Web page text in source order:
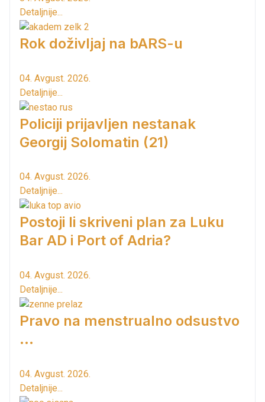
Detaljnije...
Rok doživljaj na bARS-u
04. Avgust. 2026.
Detaljnije...
Policiji prijavljen nestanak
Georgij Solomatin (21)
04. Avgust. 2026.
Detaljnije...
Postoji li skriveni plan za Luku
Bar AD i Port of Adria?
04. Avgust. 2026.
Detaljnije...
Pravo na menstrualno odsustvo
...
04. Avgust. 2026.
Detaljnije...